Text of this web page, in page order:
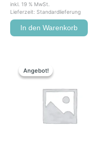
inkl. 19 % MwSt.
Lieferzeit: Standardlieferung
In den Warenkorb
Angebot!
Angebot!
war:
34,95 €